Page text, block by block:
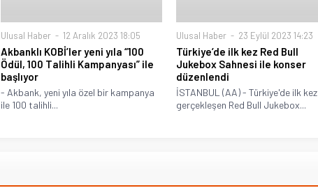
Ulusal Haber 12 Aralık 2023 18:05
Akbanklı KOBİ’ler yeni yıla “100
Ödül, 100 Talihli Kampanyası” ile
başlıyor
- Akbank, yeni yıla özel bir kampanya
ile 100 talihli...
Ulusal Haber 23 Eylül 2023 14:23
Türkiye’de ilk kez Red Bull
Jukebox Sahnesi ile konser
düzenlendi
İSTANBUL (AA) - Türkiye'de ilk kez
gerçekleşen Red Bull Jukebox...